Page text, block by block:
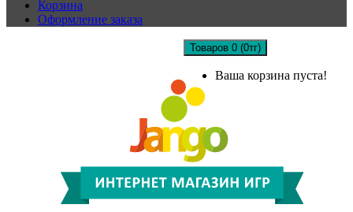
Корзина
Оформление заказа
Товаров 0 (0тг)
Ваша корзина пуста!